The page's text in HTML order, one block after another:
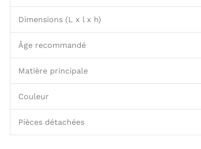
Dimensions (L x l x h)
Âge recommandé
Matière principale
Couleur
Pièces détachées